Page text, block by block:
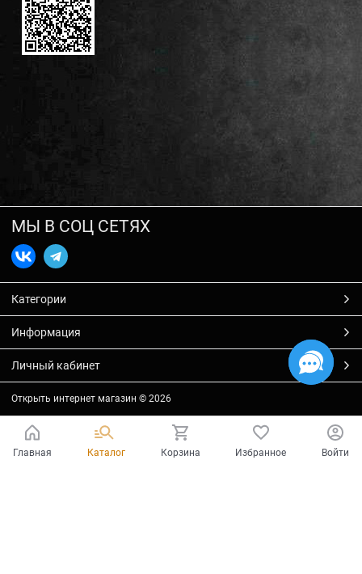
МЫ В СОЦ СЕТЯХ
Категории
Информация
Личный кабинет
Открыть интернет магазин © 2026
Главная Каталог Корзина Избранное Войти